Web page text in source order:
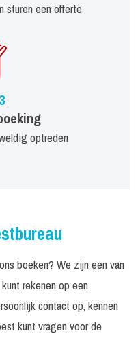
sturen een offerte
optreden
boeken? We zijn een van
rekenen op een
contact op, kennen
kunt vragen voor de